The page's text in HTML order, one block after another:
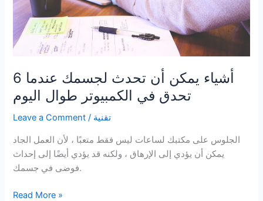
6 أشياء يمكن أن تحدث لجسمك عندما
تحدق في الكمبيوتر طوال اليوم
Leave a Comment / تقنية
الجلوس على مكتبك لساعات ليس فقط متعبًا ، لأن العمل الجاد
يمكن أن يؤدي إلى الإرهاق ، ولكنه قد يؤدي أيضًا إلى إحداث
فوضى في جسمك.
6
Read More »